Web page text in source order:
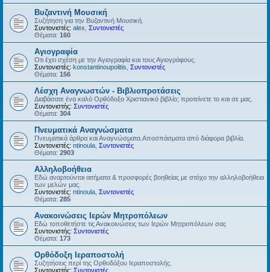
Βυζαντινή Μουσική
Συζήτηση για την Βυζαντινή Μουσική.
Συντονιστές: alex Συντονιστές
Θέματα: 160
Αγιογραφία
Οτι έχει σχέση με την Αγιογραφία και τους Αγιογράφους.
Συντονιστές: konstantinoupolitis Συντονιστές
Θέματα: 156
Λέσχη Αναγνωστών - Βιβλιοπροτάσεις
Διαβάσατε ένα καλό Ορθόδοξο Χριστιανικό βιβλίο; προτείνετε το και σε μας.
Συντονιστής: Συντονιστές
Θέματα: 304
Πνευματικά Αναγνώσματα
Πνευματικά άρθρα και Αναγνώσματα.Αποσπάσματα από διάφορα βιβλία.
Συντονιστές: ntinoula Συντονιστές
Θέματα: 2903
Αλληλοβοήθεια
Εδώ αναρτούνται αιτήματα & προσφορές βοηθείας με στόχο την αλληλοβοήθεια
των μελών μας.
Συντονιστές: ntinoula Συντονιστές
Θέματα: 285
Ανακοινώσεις Ιερών Μητροπόλεων
Εδώ τοποθετήστε τις Ανακοινώσεις των Ιερών Μητροπόλεων σας
Συντονιστής: Συντονιστές
Θέματα: 173
Ορθόδοξη Ιεραποστολή
Συζητήσεις περί της Ορθοδόξου Ιεραποστολής.
Συντονιστής: Συντονιστές